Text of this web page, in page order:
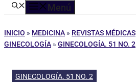
Menú
INICIO » MEDICINA » REVISTAS MÉDICAS
GINECOLOGÍA » GINECOLOGÍA. 51 NO. 2
GINECOLOGÍA. 51 NO. 2